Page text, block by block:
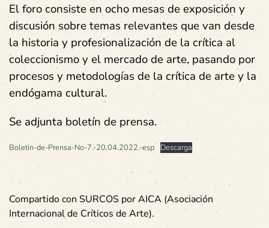
El foro consiste en ocho mesas de exposición y
discusión sobre temas relevantes que van desde
la historia y profesionalización de la crítica al
coleccionismo y el mercado de arte, pasando por
procesos y metodologías de la crítica de arte y la
endógama cultural.
Se adjunta boletín de prensa.
Boletin-de-Prensa-No-7.-20.04.2022.-esp Descarga
Compartido con SURCOS por AICA (Asociación
Internacional de Críticos de Arte).